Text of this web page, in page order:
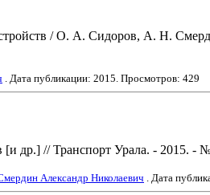
/ О. А. Сидоров, А. Н.
. Дата публикации: 2015. Просмотров: 429
др.] // Транспорт Урала. - 2015. -
Александр Николаевич . Дата